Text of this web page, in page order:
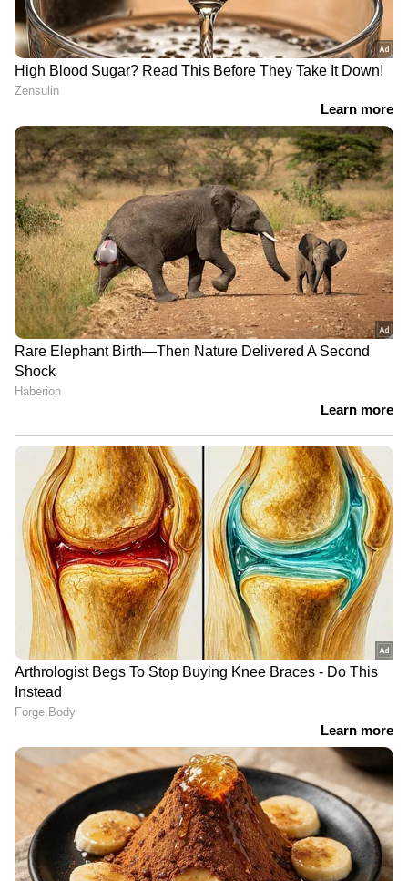
പട്ടികയില്‍ ഉള്‍പ്പെടുന്നത്. ഫോളേറ്റ്, വിറ്റാമിന്‍
സി തുടങ്ങിയവ അടങ്ങിയ മാതളം ജ്യൂസ്
ഡയറ്റില്‍ ഉള്‍പ്പെടുത്തുന്നതും ഉയര്‍ന്ന
രക്തസമ്മര്‍ദ്ദത്തെ തടയാന്‍ സഹായിക്കും.
ശ്രദ്ധിക്കുക: ആരോഗ്യ വിദഗ്ധന്റെയോ
ന്യൂട്രീഷനിസ്റ്റിന്റെയോ ഉപദേശം തേടിയ ശേഷം
മാത്രം ആഹാരക്രമത്തില്‍ മാറ്റം വരുത്തുക.
Also read: പ്രമേഹത്തെ നിയന്ത്രിക്കാന്‍
രാവിലെ കുടിക്കാം ഈ എട്ട് പാനീയങ്ങള്‍...
youtubevideo